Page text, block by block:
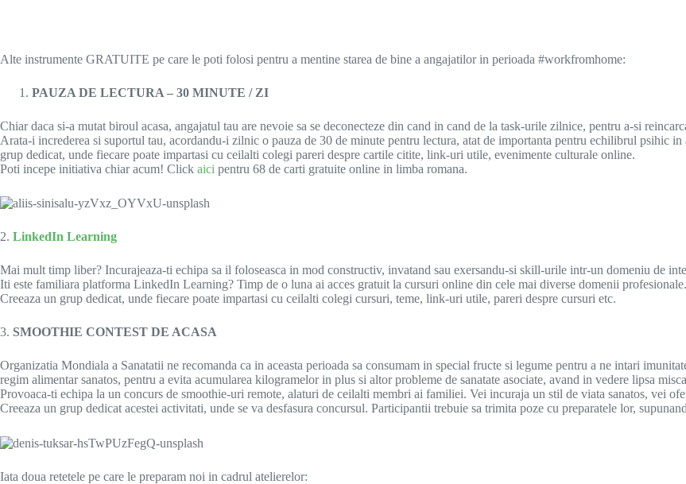
Alte instrumente GRATUITE pe care le poti folosi pentru a mentine starea de bine a angajatilor in perioada #workfromhome:
PAUZA DE LECTURA – 30 MINUTE / ZI
Chiar daca si-a mutat biroul acasa, angajatul tau are nevoie sa se deconecteze din cand in cand de la task-urile zilnice, pentru a-si
Arata-i increderea si suportul tau, acordandu-i zilnic o pauza de 30 de minute pentru lectura, atat de importanta pentru echilibrul psihic
grup dedicat, unde fiecare poate impartasi cu ceilalti colegi pareri despre cartile citite, link-uri utile, evenimente culturale online.
Poti incepe initiativa chiar acum! Click aici pentru 68 de carti gratuite online in limba romana.
2. LinkedIn Learning
Mai mult timp liber? Incurajeaza-ti echipa sa il foloseasca in mod constructiv, invatand sau exersandu-si skill-urile intr-un domeniu de
Iti este familiara platforma LinkedIn Learning? Timp de o luna ai acces gratuit la cursuri online din cele mai diverse domenii profesionale.
Creeaza un grup dedicat, unde fiecare poate impartasi cu ceilalti colegi cursuri, teme, link-uri utile, pareri despre cursuri etc.
3. SMOOTHIE CONTEST DE ACASA
Organizatia Mondiala a Sanatatii ne recomanda ca in aceasta perioada sa consumam in special fructe si legume pentru a ne intari
regim alimentar sanatos, pentru a evita acumularea kilogramelor in plus si altor probleme de sanatate asociate, avand in vedere lipsa
Provoaca-ti echipa la un concurs de smoothie-uri remote, alaturi de ceilalti membri ai familiei. Vei incuraja un stil de viata sanatos, vei
Creeaza un grup dedicat acestei activitati, unde se va desfasura concursul. Participantii trebuie sa trimita poze cu preparatele lor,
Iata doua retetele pe care le preparam noi in cadrul atelierelor: